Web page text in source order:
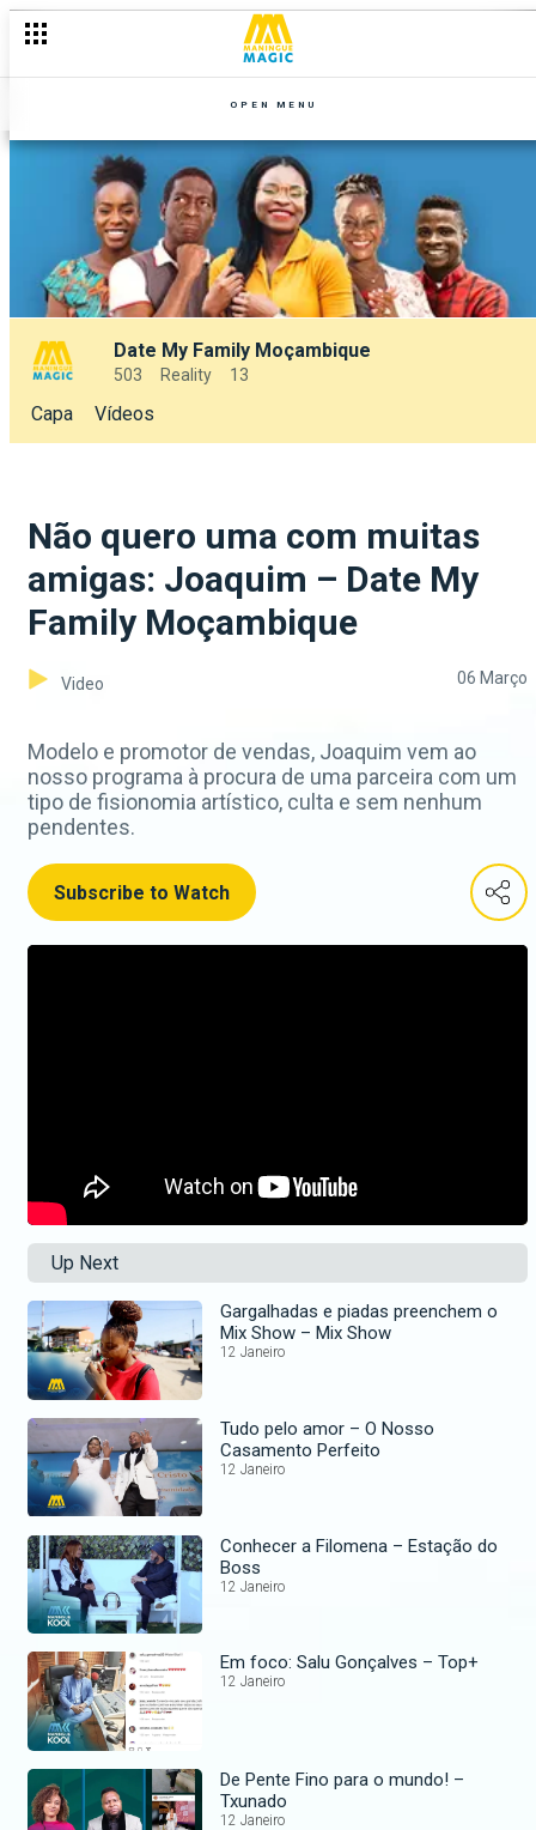
OPEN MENU
Date My Family Moçambique
503 Reality 13
Capa Vídeos
Não quero uma com muitas
amigas: Joaquim – Date My
Family Moçambique
Video 06 Março
Modelo e promotor de vendas, Joaquim vem ao
nosso programa à procura de uma parceira com um
tipo de fisionomia artístico, culta e sem nenhum
pendentes.
Subscribe to Watch
Up Next
Gargalhadas e piadas preenchem o
Mix Show – Mix Show
12 Janeiro
Tudo pelo amor – O Nosso
Casamento Perfeito
12 Janeiro
Conhecer a Filomena – Estação do
Boss
12 Janeiro
Em foco: Salu Gonçalves – Top+
12 Janeiro
De Pente Fino para o mundo! –
Txunado
12 Janeiro